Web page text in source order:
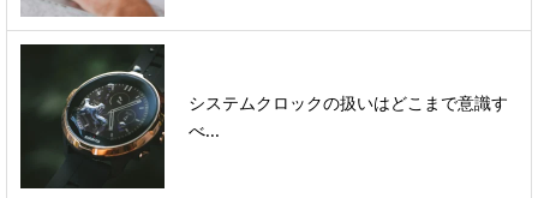
システムクロックの扱いはどこまで意識す
べ...